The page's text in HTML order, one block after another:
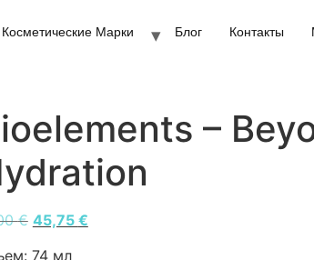
Косметические Марки Блог Контакты
–
€ 45,75 €
74 мл